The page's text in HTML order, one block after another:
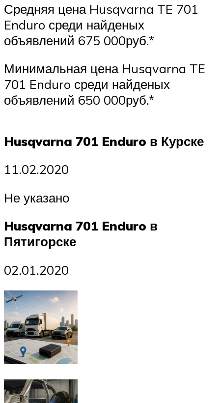
Средняя цена Husqvarna TE 701
Enduro среди найденых
объявлений 675 000руб.*
Минимальная цена Husqvarna TE
701 Enduro среди найденых
объявлений 650 000руб.*
Husqvarna 701 Enduro в Курске
11.02.2020
Не указано
Husqvarna 701 Enduro в
Пятигорске
02.01.2020